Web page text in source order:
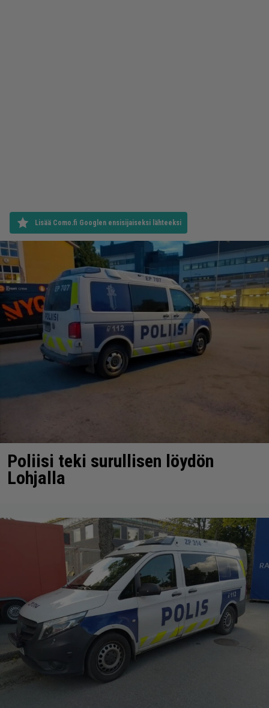
Lisää Como.fi Googlen ensisijaiseksi lähteeksi
Poliisi teki surullisen löydön
Lohjalla